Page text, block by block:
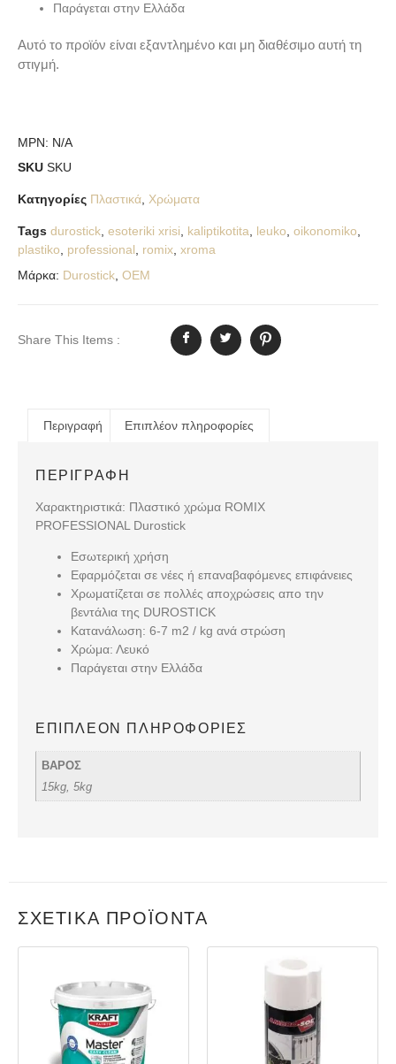
Παράγεται στην Ελλάδα
Αυτό το προϊόν είναι εξαντλημένο και μη διαθέσιμο αυτή τη
στιγμή.
MPN: N/A
SKU SKU
Κατηγορίες Πλαστικά Χρώματα
Tags durostick esoteriki xrisi kaliptikotita leuko oikonomiko
plastiko
professional romix xroma
Μάρκα: Durostick OEM
Share This Items :
Περιγραφή Επιπλέον πληροφορίες
ΠΕΡΙΓΡΑΦΉ
Χαρακτηριστικά: Πλαστικό χρώμα ROMIX
PROFESSIONAL Durostick
Εσωτερική χρήση
Εφαρμόζεται σε νέες ή επαναβαφόμενες επιφάνειες
Χρωματίζεται σε πολλές αποχρώσεις απο την
βεντάλια της DUROSTICK
Κατανάλωση: 6-7 m2 / kg ανά στρώση
Χρώμα: Λευκό
Παράγεται στην Ελλάδα
ΕΠΙΠΛΈΟΝ ΠΛΗΡΟΦΟΡΊΕΣ
ΒΑΡΟΣ
15kg, 5kg
ΣΧΕΤΙΚΆ ΠΡΟΪΌΝΤΑ